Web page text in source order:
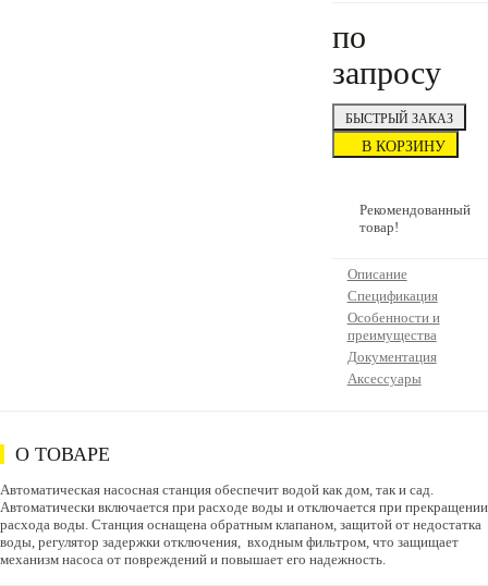
по
запросу
БЫСТРЫЙ ЗАКАЗ
В КОРЗИНУ
Рекомендованный
товар!
Описание
Спецификация
Особенности и
преимущества
Документация
Аксессуары
О ТОВАРЕ
Автоматическая насосная станция обеспечит водой как дом, так и сад.
Автоматически включается при расходе воды и отключается при прекращении
расхода воды. Станция оснащена обратным клапаном, защитой от недостатка
воды, регулятор задержки отключения, входным фильтром, что защищает
механизм насоса от повреждений и повышает его надежность.